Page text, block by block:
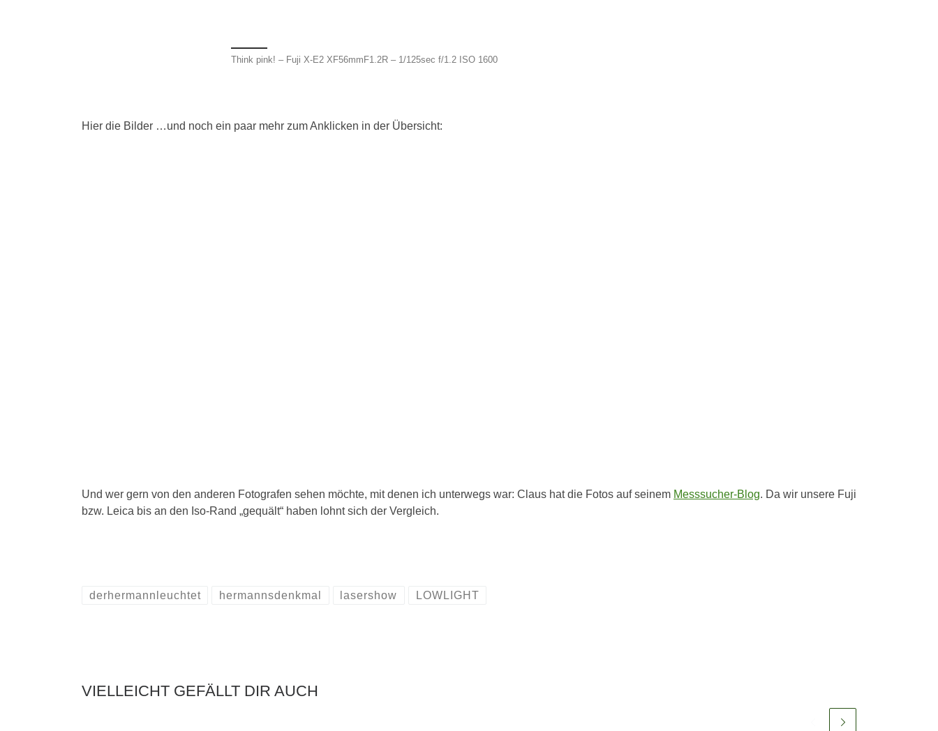
Think pink! – Fuji X-E2 XF56mmF1.2R – 1/125sec f/1.2 ISO 1600
Hier die Bilder …und noch ein paar mehr zum Anklicken in der Übersicht:
Und wer gern von den anderen Fotografen sehen möchte, mit denen ich unterwegs war: Claus hat die Fotos auf seinem Messsucher-Blog. Da wir unsere Fuji
bzw. Leica bis an den Iso-Rand „gequält“ haben lohnt sich der Vergleich.
derhermannleuchtet hermannsdenkmal lasershow LOWLIGHT
VIELLEICHT GEFÄLLT DIR AUCH